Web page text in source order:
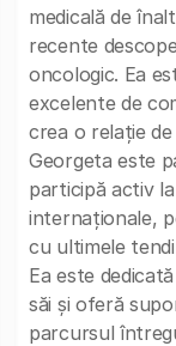
medicală de
recente
oncologic. Ea
excelente de
crea o relație
Georgeta este
participă activ
internaționale,
cu ultimele
Ea este
săi și oferă
parcursul